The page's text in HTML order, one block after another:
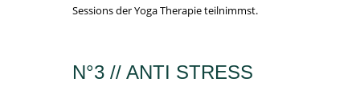
Sessions der Yoga Therapie teilnimmst.
N°3 // ANTI STRESS